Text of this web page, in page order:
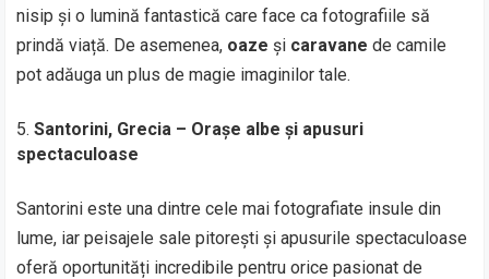
nisip și o lumină fantastică care face ca fotografiile să
prindă viață. De asemenea, oaze și caravane de camile
pot adăuga un plus de magie imaginilor tale.
Santorini, Grecia – Orașe albe și apusuri
spectaculoase
Santorini este una dintre cele mai fotografiate insule din
lume, iar peisajele sale pitorești și apusurile spectaculoase
oferă oportunități incredibile pentru orice pasionat de